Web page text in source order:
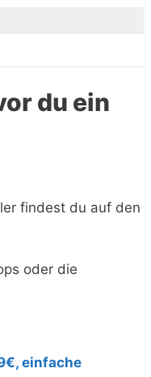
du ein
findest du auf den
oder die
einfache